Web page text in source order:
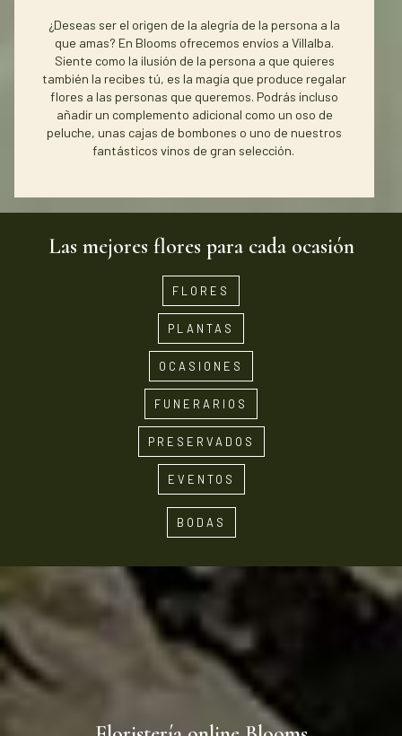
¿Deseas ser el origen de la alegría de la persona a la
que amas? En Blooms ofrecemos envíos a Villalba.
Siente como la ilusión de la persona a que quieres
también la recibes tú, es la magia que produce regalar
flores a las personas que queremos. Podrás incluso
añadir un complemento adicional como un oso de
peluche, unas cajas de bombones o uno de nuestros
fantásticos vinos de gran selección.
Las mejores flores para cada ocasión
FLORES
PLANTAS
OCASIONES
FUNERARIOS
PRESERVADOS
EVENTOS
BODAS